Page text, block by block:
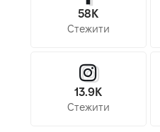
58K
Стежити
13.9K
Стежити